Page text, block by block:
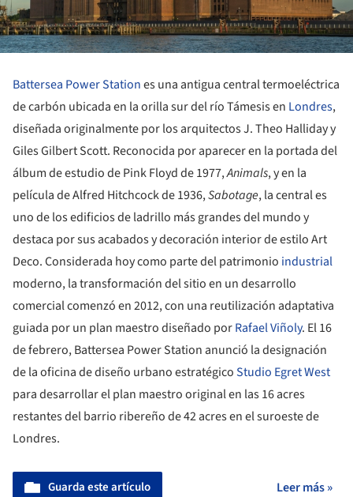
Battersea Power Stationes una antigua central termoeléctrica
de carbón ubicada en la orilla sur del río Támesis en Londres,
diseñada originalmente por los arquitectos J. Theo Halliday y
Giles Gilbert Scott. Reconocida por aparecer en la portada del
álbum de estudio de Pink Floyd de 1977,Animals, y en la
película de Alfred Hitchcock de 1936,Sabotage, la central es
uno de los edificios de ladrillo más grandes del mundo y
destaca por sus acabados y decoración interior de estilo Art
Deco. Considerada hoy como parte del patrimonio industrial
moderno, la transformación del sitio en un desarrollo
comercial comenzó en 2012, con una reutilización adaptativa
guiada por un plan maestro diseñado porRafael Viñoly. El 16
de febrero, Battersea Power Station anunció la designación
de la oficina de diseño urbano estratégicoStudio Egret West
para desarrollar el plan maestro original en las 16 acres
restantes del barrio ribereño de 42 acres en el suroeste de
Londres.
Guarda este artículo Leer más »